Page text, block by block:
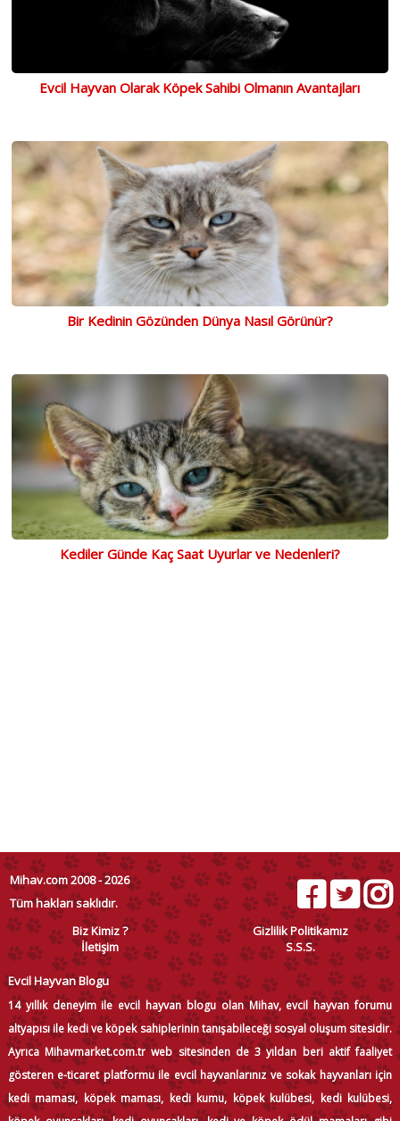
Evcil Hayvan Olarak Köpek Sahibi Olmanın Avantajları
Bir Kedinin Gözünden Dünya Nasıl Görünür?
Kediler Günde Kaç Saat Uyurlar ve Nedenleri?
Mihav.com 2008 - 2026
Tüm hakları saklıdır.
Biz Kimiz ?
Gizlilik Politikamız
İletişim
S.S.S.
Evcil Hayvan Blogu
14 yıllık deneyim ile evcil hayvan blogu olan Mihav, evcil hayvan forumu
altyapısı ile kedi ve köpek sahiplerinin tanışabileceği sosyal oluşum sitesidir.
Ayrıca Mihavmarket.com.tr web sitesinden de 3 yıldan beri aktif faaliyet
gösteren e-ticaret platformu ile evcil hayvanlarınız ve sokak hayvanları için
kedi maması, köpek maması, kedi kumu, köpek kulübesi, kedi kulübesi,